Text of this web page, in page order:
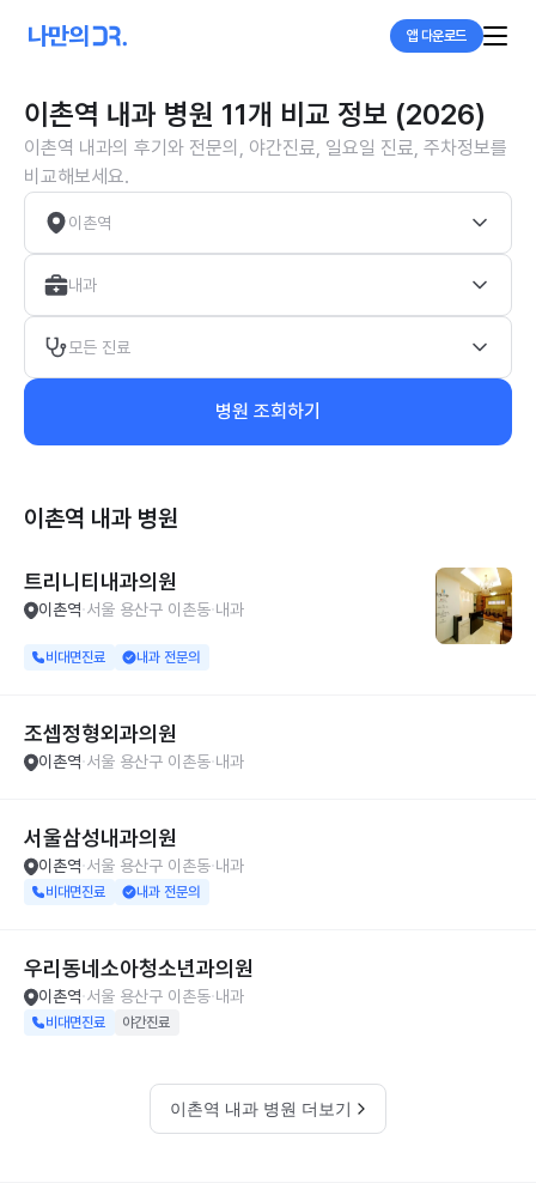
앱 다운로드
이촌역 내과 병원 11개 비교 정보 (2026)
이촌역 내과의 후기와 전문의, 야간진료, 일요일 진료, 주차정보를
비교해보세요.
이촌역
내과
모든 진료
병원 조회하기
이촌역 내과 병원
트리니티내과의원
이촌역 서울 용산구 이촌동 내과
비대면진료 내과 전문의
조셉정형외과의원
이촌역 서울 용산구 이촌동 내과
서울삼성내과의원
이촌역 서울 용산구 이촌동 내과
비대면진료 내과 전문의
우리동네소아청소년과의원
이촌역 서울 용산구 이촌동 내과
비대면진료 야간진료
이촌역 내과 병원 더보기